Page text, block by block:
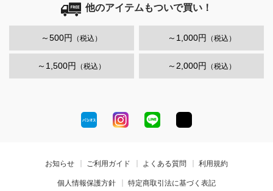
他のアイテムもついで買い！
～500円 （税込） ～1,000円 （税込）
～1,500円 （税込） ～2,000円 （税込）
お知らせ ご利用ガイド よくある質問 利用規約
個人情報保護方針 特定商取引法に基づく表記